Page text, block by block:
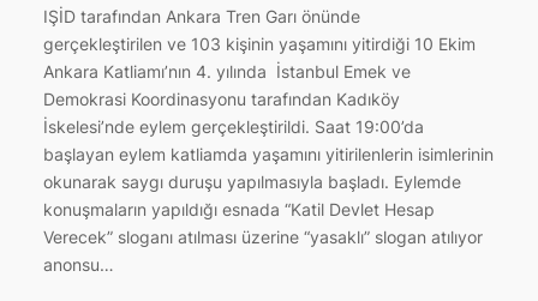
IŞİD tarafından Ankara Tren Garı önünde
gerçekleştirilen ve 103 kişinin yaşamını yitirdiği 10 Ekim
Ankara Katliamı’nın 4. yılında İstanbul Emek ve
Demokrasi Koordinasyonu tarafından Kadıköy
İskelesi’nde eylem gerçekleştirildi. Saat 19:00’da
başlayan eylem katliamda yaşamını yitirilenlerin isimlerinin
okunarak saygı duruşu yapılmasıyla başladı. Eylemde
konuşmaların yapıldığı esnada “Katil Devlet Hesap
Verecek” sloganı atılması üzerine “yasaklı” slogan atılıyor
anonsu…